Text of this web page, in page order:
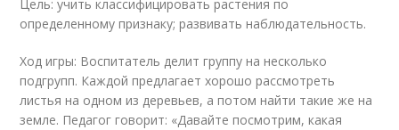
Цель: учить классифицировать растения по
определенному признаку; развивать наблюдательность.
Ход игры: Воспитатель делит группу на несколько
подгрупп. Каждой предлагает хорошо рассмотреть
листья на одном из деревьев, а потом найти такие же на
земле. Педагог говорит: «Давайте посмотрим, какая